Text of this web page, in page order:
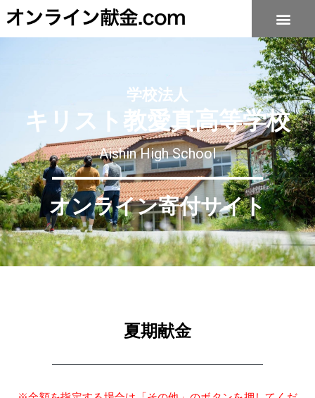
学校法人
キリスト教愛真高等学校
Aishin High School
オンライン寄付サイト
夏期献金